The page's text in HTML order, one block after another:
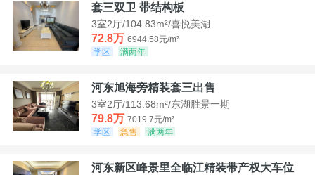
套三双卫 带结构板
3室2厅/104.83m²/喜悦美湖
72.8万 6944.58元/m²
学区
满两年
河东旭海旁精装套三出售
3室2厅/113.68m²/东湖胜景一期
79.8万 7019.7元/m²
学区
急售 满两年
河东新区峰景里全临江精装带产权大车位